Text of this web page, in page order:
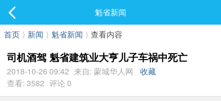
最新发表
魁省新闻
首页 ⟩ 新闻 ⟩ 魁省新闻 ⟩ 查看内容
司机酒驾 魁省建筑业大亨儿子车祸中死亡
2018-10-26 09:42 来自: 蒙城华人网
收藏
查看: 3582 评论 0